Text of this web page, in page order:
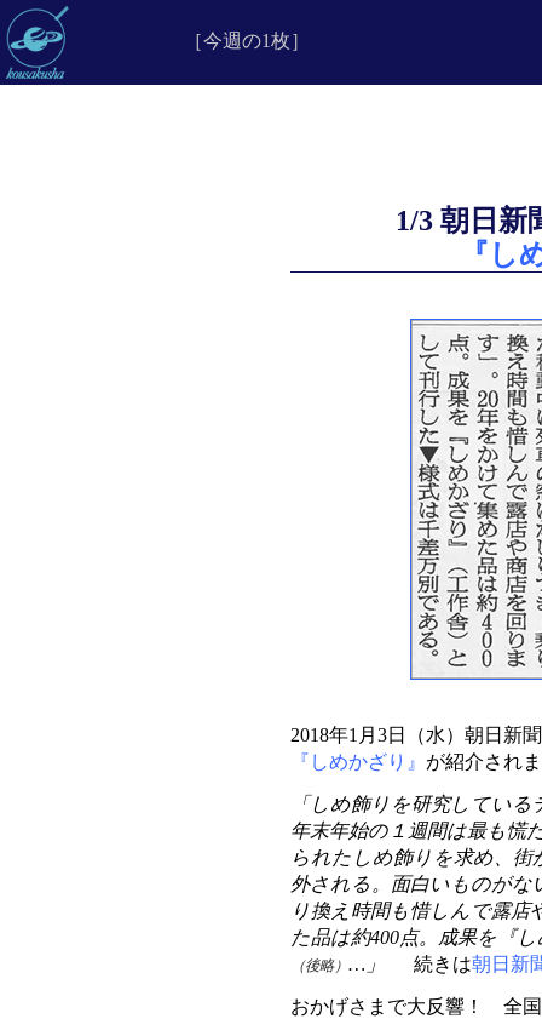
［今週の1枚］
1/3 朝日新
『し
2018年1月3日（水）朝日新
『しめかざり』 が紹介され
「しめ飾りを研究してい
年末年始の１週間は最も慌
られたしめ飾りを求め、
外される。面白いものがな
り換え時間も惜しんで露店
た品は約400点。成果を『
（後略） …」 続きは朝日新
おかげさまで大反響！ 全